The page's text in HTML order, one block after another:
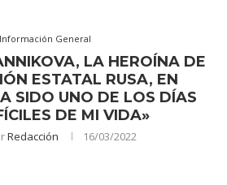
Información General
LA HEROÍNA DE
ESTATAL RUSA, EN
SIDO UNO DE LOS DÍAS
DE MI VIDA»
Redacción 16/03/2022